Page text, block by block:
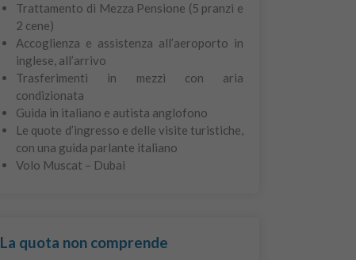
Trattamento di Mezza Pensione (5 pranzi e
2 cene)
Accoglienza e assistenza all’aeroporto in
inglese, all’arrivo
Trasferimenti in mezzi con aria
condizionata
Guida in italiano e autista anglofono
Le quote d’ingresso e delle visite turistiche,
con una guida parlante italiano
Volo Muscat – Dubai
La quota non comprende